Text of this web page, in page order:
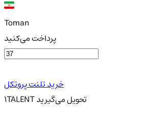
Toman
پرداخت می‌کنید
خرید تلنت پروتکل
1TALENT تحویلمی‌گیرید